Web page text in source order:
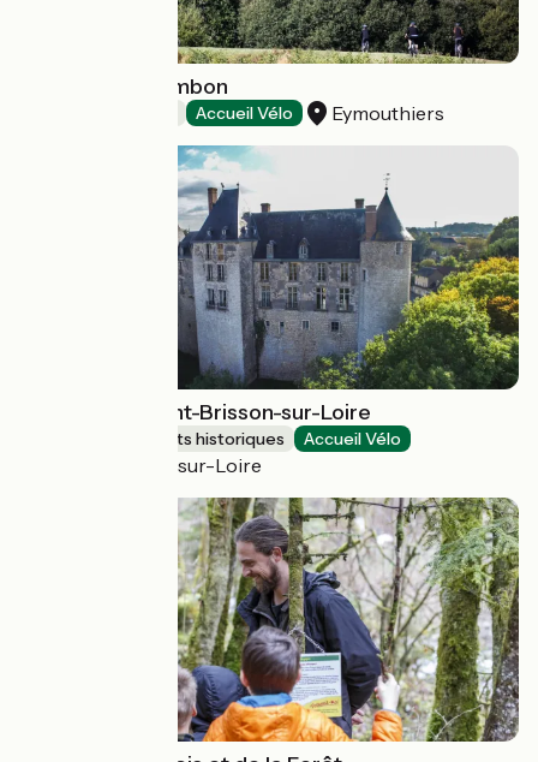
Gorges du Chambon
Accueil Vélo Eymouthiers
Château de Saint-Brisson-sur-Loire
Sites et monuments historiques Accueil Vélo
Saint-Brisson-sur-Loire